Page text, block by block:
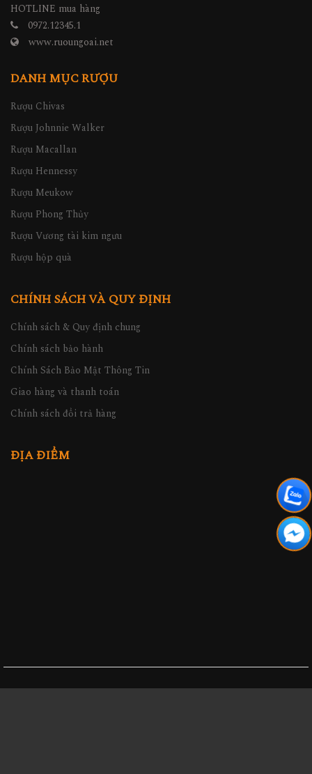
HOTLINE mua hàng
0972.12345.1
www.ruoungoai.net
DANH MỤC RƯỢU
Rượu Chivas
Rượu Johnnie Walker
Rượu Macallan
Rượu Hennessy
Rượu Meukow
Rượu Phong Thủy
Rượu Vương tài kim ngưu
Rượu hộp quà
CHÍNH SÁCH VÀ QUY ĐỊNH
Chính sách & Quy định chung
Chính sách bảo hành
Chính Sách Bảo Mật Thông Tin
Giao hàng và thanh toán
Chính sách đổi trả hàng
ĐỊA ĐIỂM